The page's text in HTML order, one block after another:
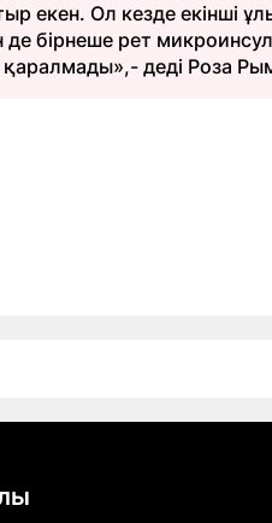
екен. Ол кезде екінші
де бірнеше рет
қаралмады»,- деді Роза